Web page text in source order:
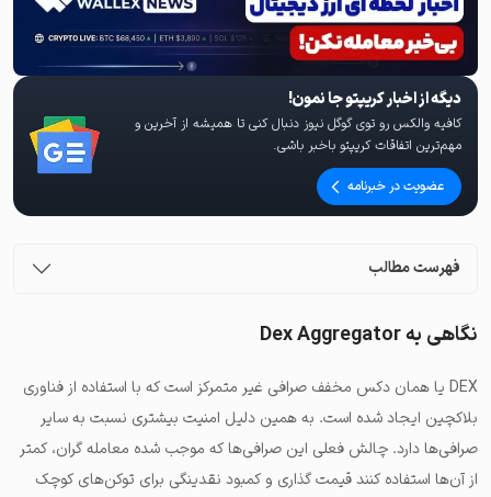
دیگه از اخبار کریپتو جا نمون!
کافیه والکس رو توی گوگل نیوز دنبال کنی تا همیشه از آخرین و
مهم‌ترین اتفاقات کریپتو باخبر باشی.
عضویت در خبرنامه
فهرست مطالب
نگاهی به Dex Aggregator
DEX یا همان دکس مخفف صرافی غیر متمرکز است که با استفاده از فناوری
بلاکچین ایجاد شده است. به همین دلیل امنیت بیشتری نسبت به سایر
صرافی‌ها دارد. چالش فعلی این صرافی‌ها که موجب شده معامله گران، کمتر
از آن‌ها استفاده کنند قیمت گذاری و کمبود نقدینگی برای توکن‌های کوچک